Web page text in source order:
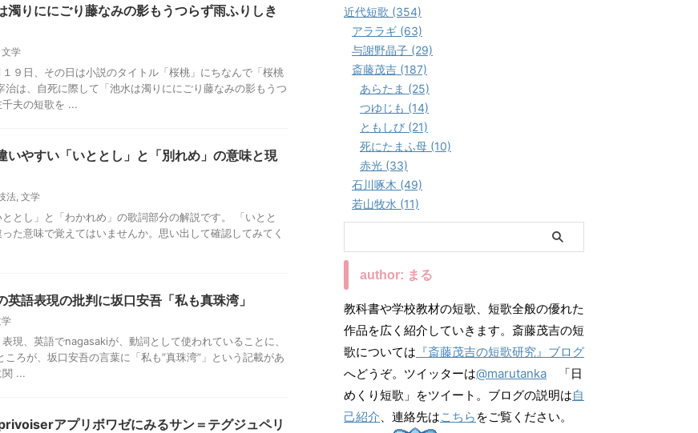
濁りににごり藤なみの影もうつらず雨ふりしき
文学
９日、その日は小説のタイトル「桜桃」にちなんで「桜桃
治は、自死に際して「池水は濁りににごり藤なみの影もうつ
夫の短歌を ...
いやすい「いととし」と「別れめ」の意味と現
法, 文学
ととし」と「わかれめ」の歌詞部分の解説です。 「いとと
た意味で覚えてはいませんか。思い出して確認してみてく
英語表現の批判に坂口安吾「私も真珠湾」
現、英語でnagasakiが、動詞として使われていることに、
ろが、坂口安吾の言葉に「私も”真珠湾”」という記載があ
関 ...
アプリボワゼにみるサン＝テグジュペリ
近代短歌 (354)
アララギ (63)
与謝野晶子 (29)
斎藤茂吉 (187)
あらたま (25)
つゆじも (14)
ともしび (21)
死にたまふ母 (10)
赤光 (33)
石川啄木 (49)
若山牧水 (11)
author: まる
教科書や学校教材の短歌、短歌全般の優れた
作品を広く紹介していきます。斎藤茂吉の短
歌については 『斎藤茂吉の短歌研究』ブログ
へどうぞ。ツイッターは@marutanka 「日
めくり短歌」をツイート。ブログの説明は自
己紹介、連絡先はこちら をご覧ください。